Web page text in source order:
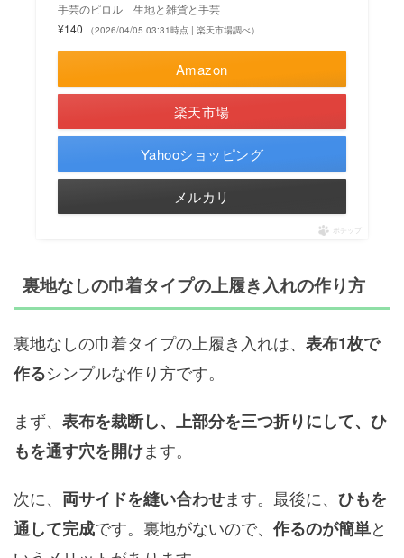
手芸のピロル 生地と雑貨と手芸
¥140
（2026/04/05 03:31時点 | 楽天市場調べ）
Amazon
楽天市場
Yahooショッピング
メルカリ
ポチップ
裏地なしの巾着タイプの上履き入れの作り方
裏地なしの巾着タイプの上履き入れは、 表布1枚で
作るシンプルな作り方です。
まず、 表布を裁断し、上部分を三つ折りにして、ひ
もを通す穴を開けます。
次に、 両サイドを縫い合わせます。最後に、 ひもを
通して完成です。裏地がないので、 作るのが簡単と